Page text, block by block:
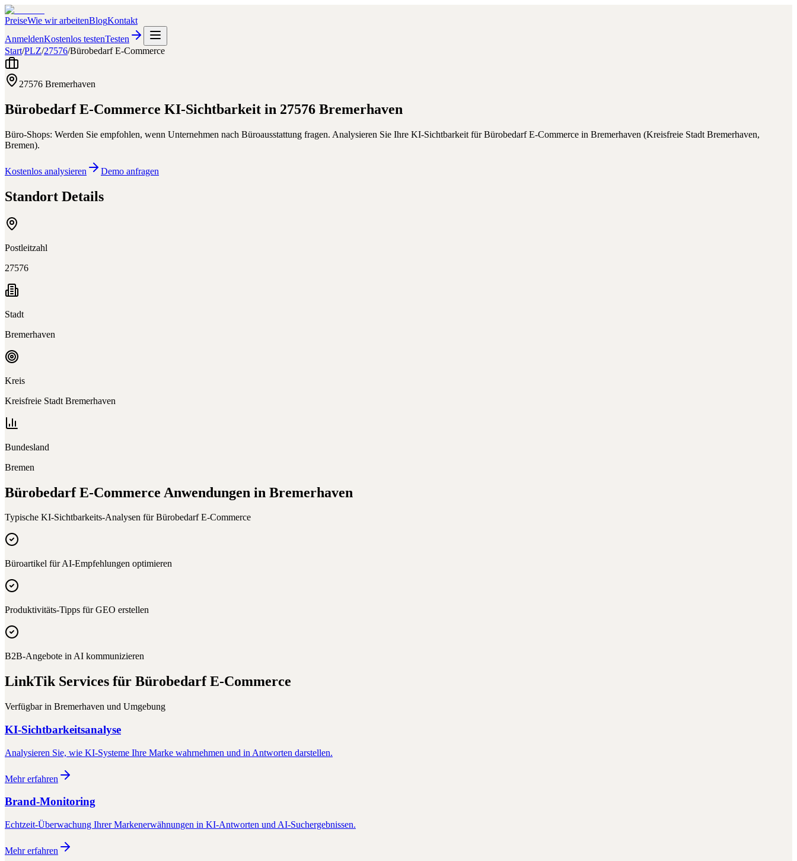
PreiseWie wir arbeitenBlogKontakt
AnmeldenKostenlos testenTesten
Start/PLZ/27576/Bürobedarf E-Commerce
27576 Bremerhaven
Bürobedarf E-Commerce KI-Sichtbarkeit in 27576 Bremerhaven
Büro-Shops: Werden Sie empfohlen, wenn Unternehmen nach Büroausstattung fragen. Analysieren Sie Ihre KI-Sichtbarkeit fürBürobedarf E-Commerce in Bremerhaven (Kreisfreie Stadt Bremerhaven,
Bremen).
Kostenlos analysieren Demo anfragen
Standort Details
Postleitzahl
27576
Stadt
Bremerhaven
Kreis
Kreisfreie Stadt Bremerhaven
Bundesland
Bremen
Bürobedarf E-Commerce Anwendungen in Bremerhaven
Typische KI-Sichtbarkeits-Analysen fürBürobedarf E-Commerce
Büroartikel für AI-Empfehlungen optimieren
Produktivitäts-Tipps für GEO erstellen
B2B-Angebote in AI kommunizieren
LinkTik Services für Bürobedarf E-Commerce
Verfügbar in Bremerhaven und Umgebung
KI-Sichtbarkeitsanalyse
Analysieren Sie, wie KI-Systeme Ihre Marke wahrnehmen und in Antworten darstellen.
Mehr erfahren
Brand-Monitoring
Echtzeit-Überwachung Ihrer Markenerwähnungen in KI-Antworten und AI-Suchergebnissen.
Mehr erfahren